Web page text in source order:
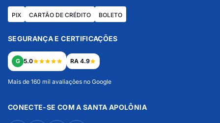
PIX CARTÃO DE CRÉDITO BOLETO
SEGURANÇA E CERTIFICAÇÕES
G 5.0 RA 4.9
Mais de 160 mil avaliações no Google
CONECTE-SE COM A SANTA APOLÔNIA